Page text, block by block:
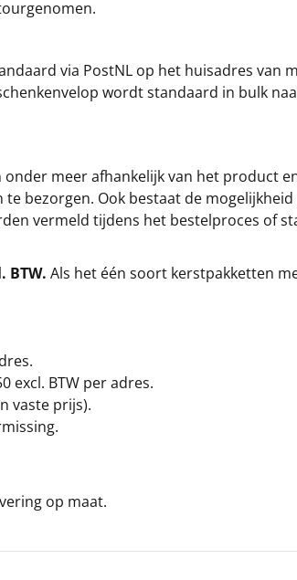
via PostNL op het huisadres van
wordt standaard in bulk
meer afhankelijk van het product
bezorgen. Ook bestaat de
vermeld tijdens het bestelproces of
BTW. Als het één soort kerstpakketten
excl. BTW per adres.
vaste prijs).
op maat.